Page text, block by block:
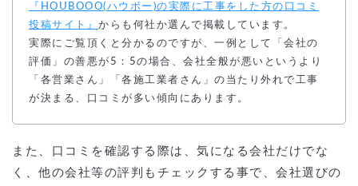
『HOUBOOO(ハウボー)の実際に工事をした方の口コミ
投稿サイト』 からも何社か選んで掲載しています。
実際にご覧頂くと分かるのですが、一例として「会社の
評価」の善悪が5：5の場合、会社全般が悪いというより
「各営業さん」「各施工業者さん」の当たり外れで工事
が決まる、口コミが多い傾向にあります。
また、口コミを確認する際は、気になる会社だけでな
く、他の会社等の評判もチェックする事で、会社選びの